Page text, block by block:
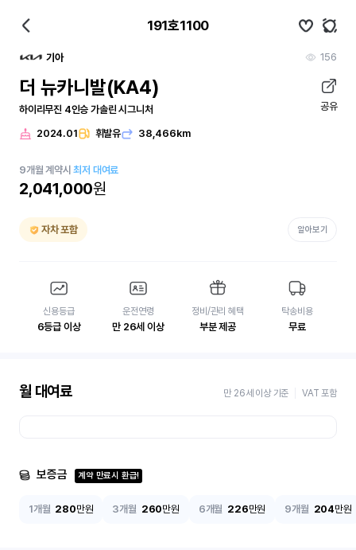
191호1100
기아 156
더 뉴카니발(KA4)
하이리무진 4인승 가솔린 시그니처 공유
2024.01 휘발유 38,466km
9개월 계약시최저 대여료
2,041,000원
자차 포함 알아보기
신용등급
6등급 이상
운전연령
만 26세 이상
정비/관리 혜택
부분 제공
탁송비용
무료
월 대여료 만 26세 이상 기준 VAT 포함
보증금 계약 만료시 환급!
1개월 280만원 3개월 260만원 6개월 226만원 9개월 204만원